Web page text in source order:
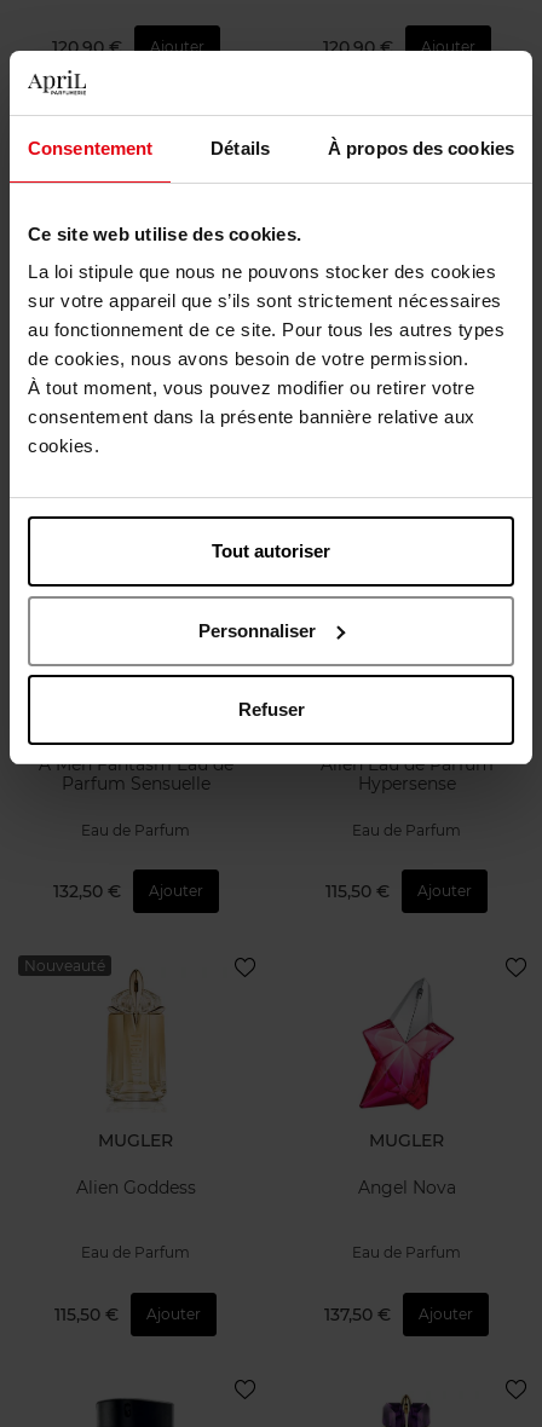
Consentement Détails À propos des cookies
Ce site web utilise des cookies.
La loi stipule que nous ne pouvons stocker des cookies
sur votre appareil que s’ils sont strictement nécessaires
au fonctionnement de ce site. Pour tous les autres types
de cookies, nous avons besoin de votre permission.
À tout moment, vous pouvez modifier ou retirer votre
consentement dans la présente bannière relative aux
cookies.
Tout autoriser
Personnaliser
Refuser
120,90 € Ajouter 120,90 € Ajouter
MUGLER
Coffret Alien Eau De Parfum
coffret
MUGLER
Angel Fantasm Eau de
Parfum Sensuelle -
Rechargeable
Eau de Parfum
A*Men Fantasm Eau de
Parfum Sensuelle
Eau de Parfum
132,50 € Ajouter
Alien Eau de Parfum
Hypersense
Eau de Parfum
115,50 € Ajouter
Nouveauté
MUGLER
Alien Goddess
Eau de Parfum
115,50 € Ajouter
MUGLER
Angel Nova
Eau de Parfum
137,50 € Ajouter